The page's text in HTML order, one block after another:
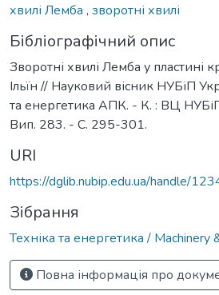
хвилі Лемба , зворотні хвилі
Бібліографічний опис
Зворотні хвилі Лемба у пластині
Ільїн // Науковий вісник НУБіП
та енергетика АПК. - К. : ВЦ
Вип. 283. - С. 295-301.
URI
https://dglib.nubip.edu.ua/handle/
Зібрання
Техніка та енергетика / Machinery
Повна інформація про